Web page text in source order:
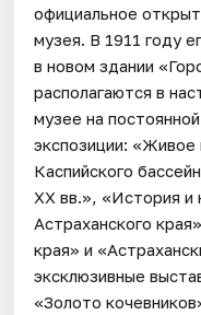
официальное
музея. В 1911 году
в новом здании
располагаются в
музее на
экспозиции:
Каспийского
XX вв.», «История и
Астраханского
края» и
эксклюзивные
«Золото